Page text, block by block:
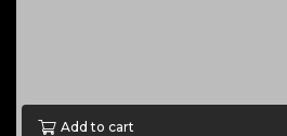
Add to cart